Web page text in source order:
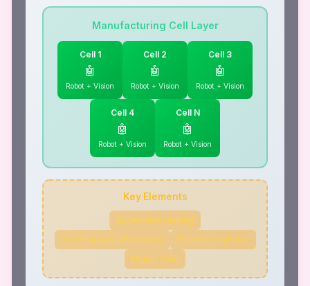
Manufacturing Cell Layer
Cell 1
🤖
Robot + Vision
Cell 2
🤖
Robot + Vision
Cell 3
🤖
Robot + Vision
Cell 4
🤖
Robot + Vision
Cell N
🤖
Robot + Vision
Key Elements
AI Decision Making
Self Diagnosis/Recovery
Flexible Logistics
Digital Twin